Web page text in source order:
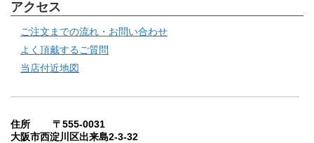
アクセス
ご注文までの流れ・お問い合わせ
よく頂戴するご質問
当店付近地図
住所 〒555-0031
大阪市西淀川区出来島2-3-32